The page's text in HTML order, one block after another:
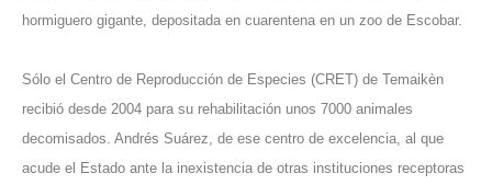
hormiguero gigante, depositada en cuarentena en un zoo de Escobar.
Sólo el Centro de Reproducción de Especies (CRET) de Temaikèn
recibió desde 2004 para su rehabilitación unos 7000 animales
decomisados. Andrés Suárez, de ese centro de excelencia, al que
acude el Estado ante la inexistencia de otras instituciones receptoras